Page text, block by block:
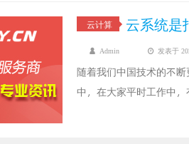
云计算 云系统是
Admin 发表于
随着我们中国技术的不
中，在大家平时工作中